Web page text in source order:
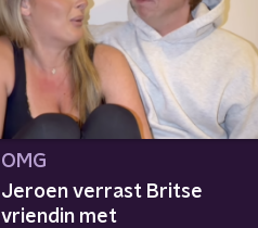
OMG
Jeroen verrast Britse
vriendin met